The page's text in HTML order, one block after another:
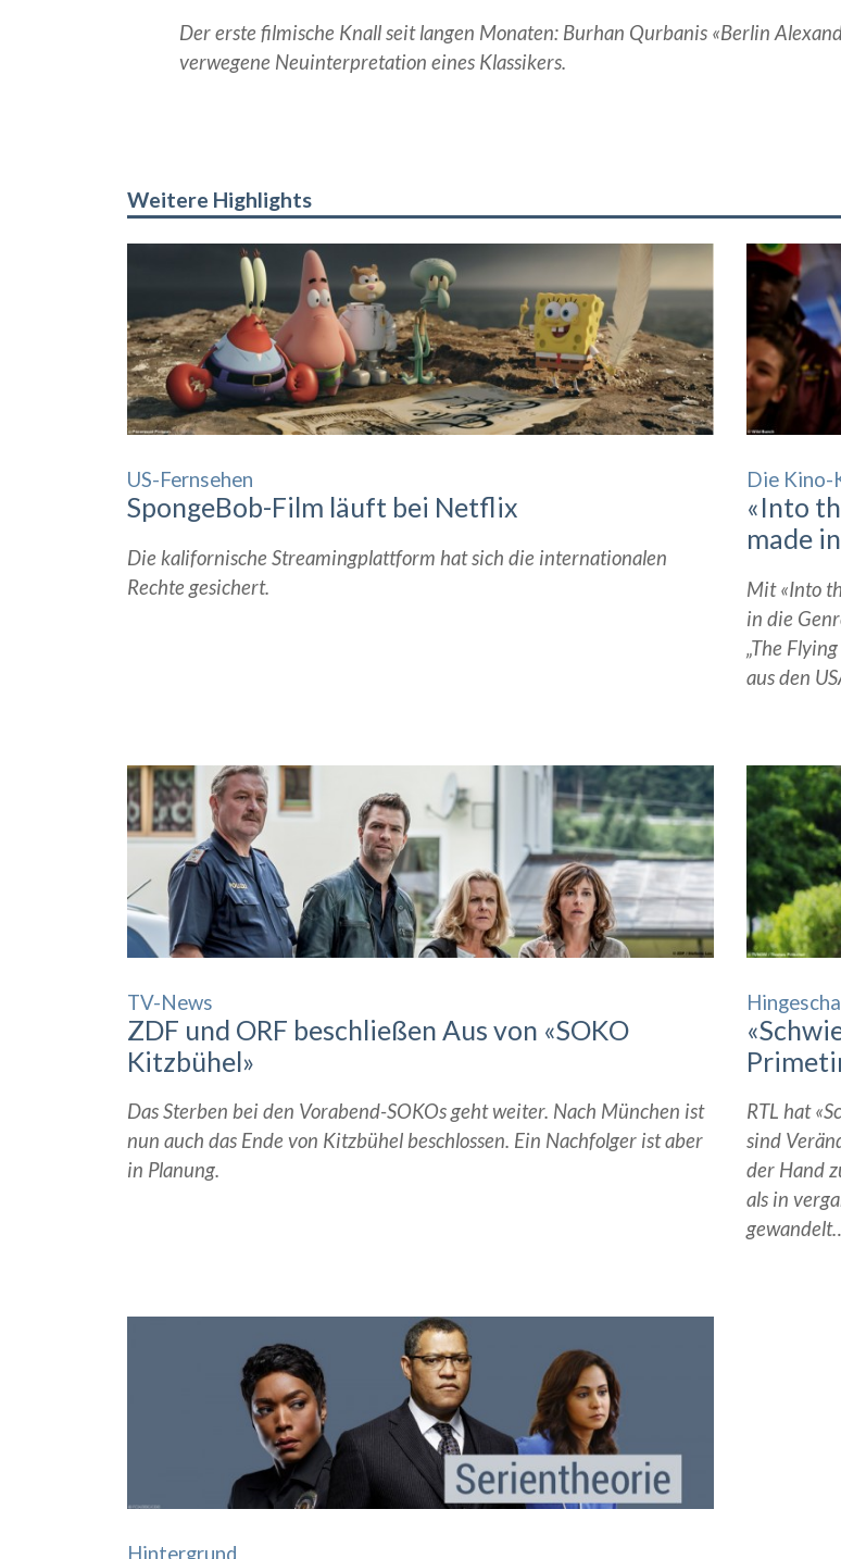
Der erste filmische Knall seit langen Monaten: Burhan Qurbanis «Berlin
verwegene Neuinterpretation eines Klassikers.
Weitere Highlights
US-Fernsehen
SpongeBob-Film läuft bei Netflix
Die kalifornische Streamingplattform hat sich die internationalen
Rechte gesichert.
Die
«Into
made
Mit «Into
in die
„The
aus den
TV-News
ZDF und ORF beschließen Aus von «SOKO
Kitzbühel»
Das Sterben bei den Vorabend-SOKOs geht weiter. Nach München ist
nun auch das Ende von Kitzbühel beschlossen. Ein Nachfolger ist aber
in Planung.
RTL hat
sind
der Hand
als in
Hintergrund